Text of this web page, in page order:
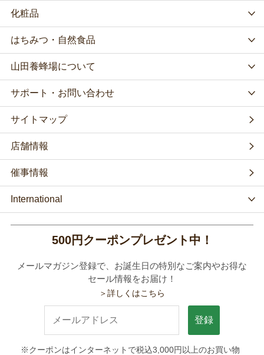
化粧品
はちみつ・自然食品
山田養蜂場について
サポート・お問い合わせ
サイトマップ
店舗情報
催事情報
International
500円クーポンプレゼント中！
メールマガジン登録で、お誕生日の特別なご案内やお得な
セール情報をお届け！
＞詳しくはこちら
登録
※クーポンはインターネットで税込3,000円以上のお買い物